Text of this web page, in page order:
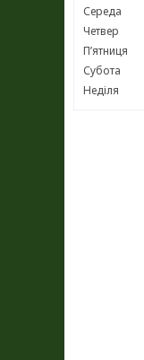
Середа
Четвер
Пʼятниця
Субота
Неділя